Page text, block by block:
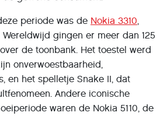
periode was de Nokia 3310
gingen er meer dan 125
de toonbank. Het toestel werd
onverwoestbaarheid,
en het spelletje Snake II, dat
Andere iconische
waren de Nokia 5110, de